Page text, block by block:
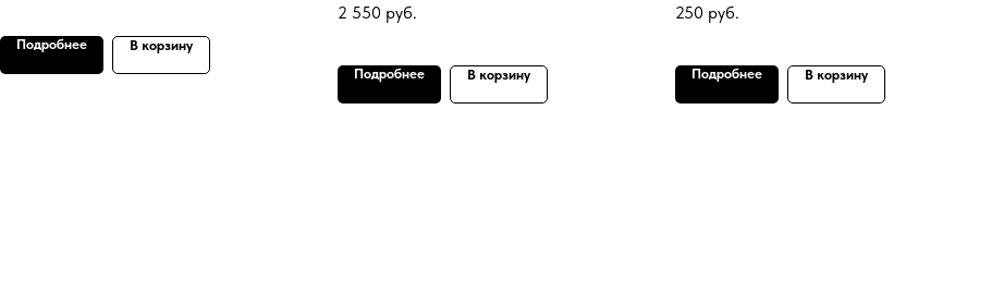
Подробнее В корзину
2 550 руб.
Подробнее В корзину
250 руб.
Подробнее В корзину